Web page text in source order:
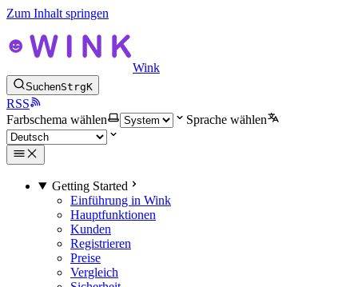
Zum Inhalt springen
Wink
SuchenStrgK
RSS
Farbschema wählen
Sprache wählen
Getting Started
Einführung in Wink
Hauptfunktionen
Kunden
Registrieren
Preise
Vergleich